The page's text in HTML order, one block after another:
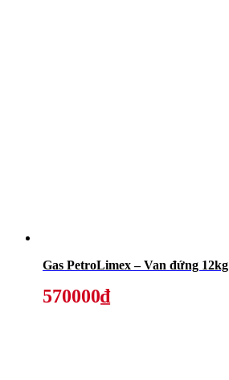
Gas PetroLimex – Van đứng 12kg
570000₫